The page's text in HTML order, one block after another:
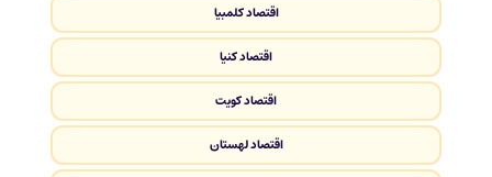
اقتصاد کلمبیا
اقتصاد کنیا
اقتصاد کویت
اقتصاد لهستان